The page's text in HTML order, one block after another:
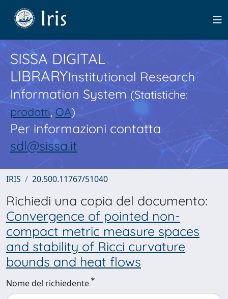
SISSA DIGITAL
LIBRARYInstitutional Research
Information System(Statistiche:
prodotti,OA)
Per informazioni contatta
sdl@sissa.it
IRIS 20.500.11767/51040
Richiedi una copia del documento:
Convergence of pointed non-
compact metric measure spaces
and stability of Ricci curvature
bounds and heat flows
Nome del richiedente